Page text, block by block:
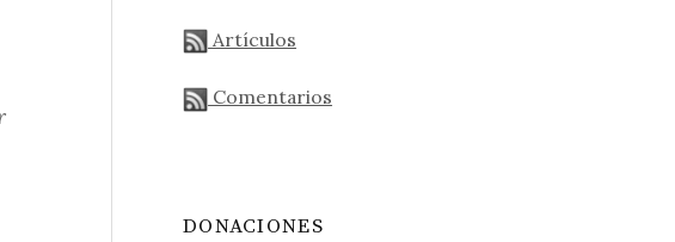
Artículos
Comentarios
DONACIONES